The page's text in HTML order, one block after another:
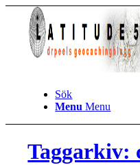
Sök
Menu Menu
Taggarkiv: